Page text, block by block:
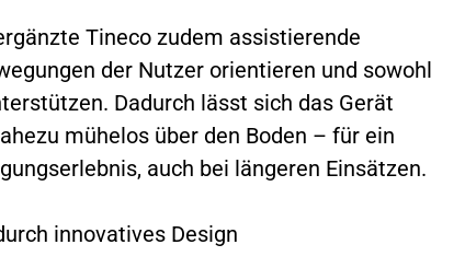
Tineco zudem assistierende
der Nutzer orientieren und sowohl
Dadurch lässt sich das Gerät
mühelos über den Boden – für ein
auch bei längeren Einsätzen.
innovatives Design